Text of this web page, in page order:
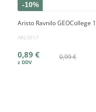
-10%
Aristo Ravnilo GEOCollege
AR23017
0,99 €
0,89 €